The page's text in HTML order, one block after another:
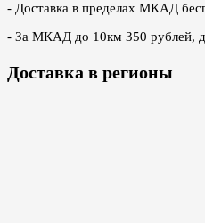
- Доставка в пределах МКАД
- За МКАД до 10км 350 рублей,
Доставка в регионы